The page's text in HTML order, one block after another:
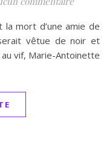
vêtue de noir et
vif, Marie-Antoinette